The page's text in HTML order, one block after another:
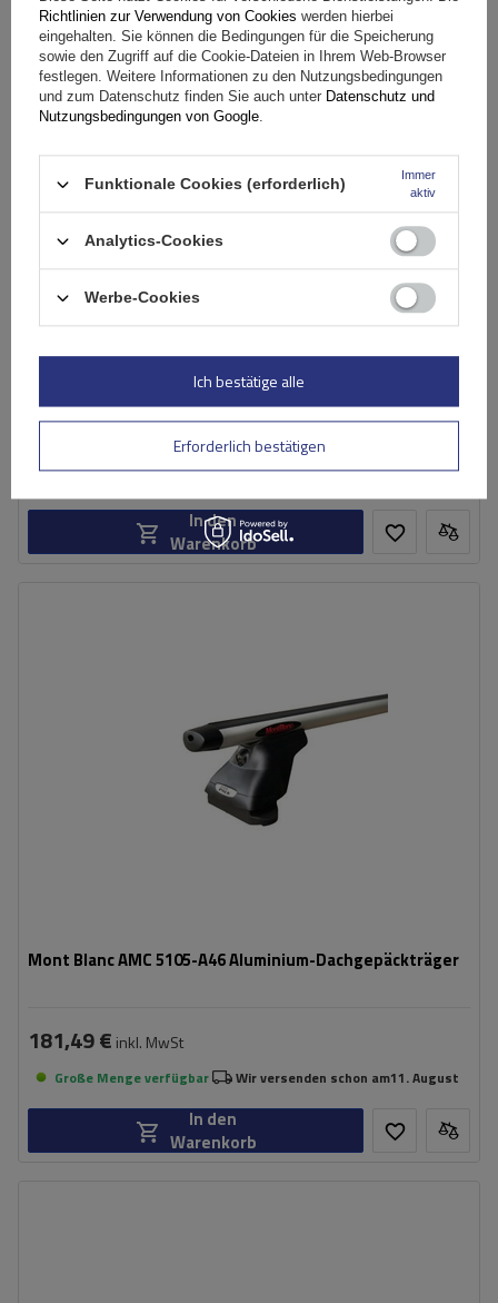
Mont Blanc AMC Universal-Dachgepäckträger aus Stahl
inkl. MwSt
Große Menge verfügbar Wir versenden schon am11. August
In den
Warenkorb
Mont Blanc AMC 5105-A46 Aluminium-Dachgepäckträger
181,49 € inkl. MwSt
Große Menge verfügbar Wir versenden schon am11. August
In den
Warenkorb
Richtlinien zur Verwendung von Cookies werden hierbei
eingehalten. Sie können die Bedingungen für die Speicherung
sowie den Zugriff auf die Cookie-Dateien in Ihrem Web-Browser
festlegen. Weitere Informationen zu den Nutzungsbedingungen
und zum Datenschutz finden Sie auch unter Datenschutz und
Nutzungsbedingungen von Google.
Funktionale Cookies (erforderlich)
Immer
aktiv
Analytics-Cookies
Werbe-Cookies
Erforderlich bestätigen
Ich bestätige alle